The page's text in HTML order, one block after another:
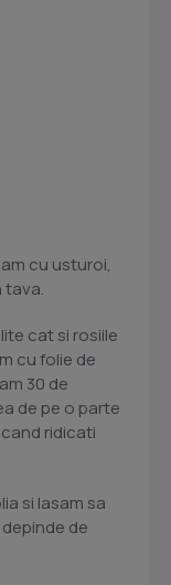
cu usturoi,
tava.
cat si rosiile
cu folie de
30 de
de pe o parte
ridicati
si lasam sa
de